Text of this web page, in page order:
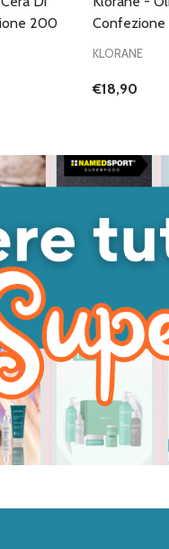
200
Confezione
KLORANE
€18,90